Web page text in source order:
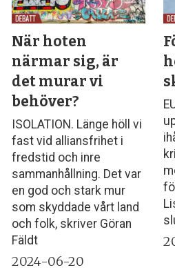
När hoten
närmar sig, är
det murar vi
behöver?
ISOLATION. Länge höll vi
fast vid alliansfrihet i
fredstid och inre
sammanhållning. Det var
en god och stark mur
som skyddade vårt land
och folk, skriver Göran
Fäldt
2024-06-20